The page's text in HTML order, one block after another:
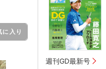
に入り
週刊GD最新号